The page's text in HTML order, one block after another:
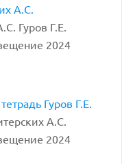
А.С.
Гуров Г.Е.
2024
Гуров Г.Е.
А.С.
2024